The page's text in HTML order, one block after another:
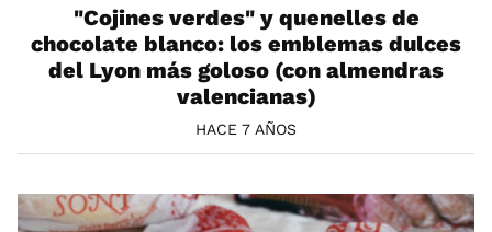
"Cojines verdes" y quenelles de
chocolate blanco: los emblemas dulces
del Lyon más goloso (con almendras
valencianas)
HACE 7 AÑOS